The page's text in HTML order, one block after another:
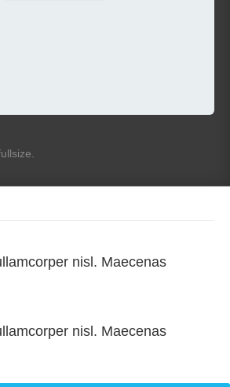
nisl. Maecenas
nisl. Maecenas